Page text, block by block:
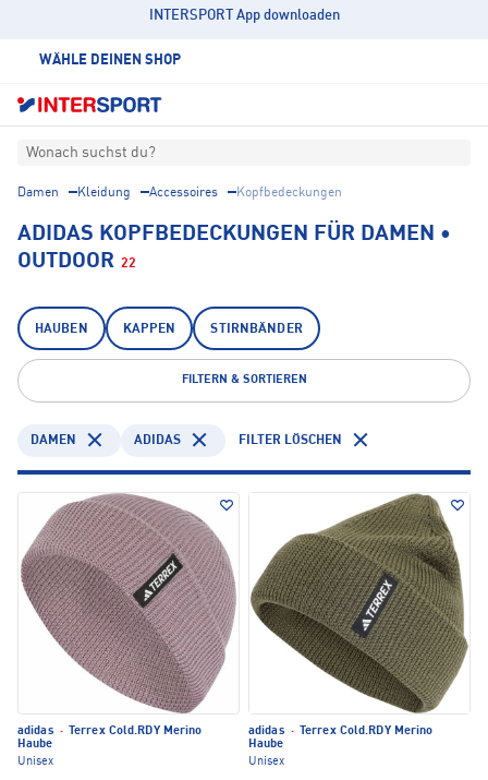
INTERSPORT App downloaden
WÄHLE DEINEN SHOP
Wonach suchst du?
Damen Kleidung Accessoires Kopfbedeckungen
ADIDAS KOPFBEDECKUNGEN FÜR DAMEN •
OUTDOOR 22
HAUBEN KAPPEN STIRNBÄNDER
FILTERN & SORTIEREN
DAMEN ADIDAS FILTER LÖSCHEN
adidas ·
Terrex Cold.RDY Merino
Haube
Unisex
adidas ·
Terrex Cold.RDY Merino
Haube
Unisex